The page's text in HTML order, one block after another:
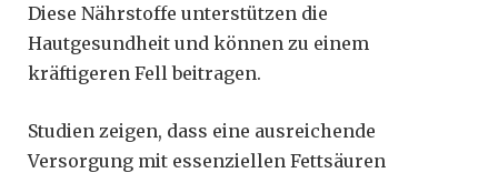
Diese Nährstoffe unterstützen die
Hautgesundheit und können zu einem
kräftigeren Fell beitragen.
Studien zeigen, dass eine ausreichende
Versorgung mit essenziellen Fettsäuren